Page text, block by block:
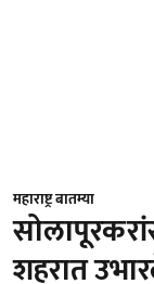
महाराष्ट्र बातम्या
शहरात